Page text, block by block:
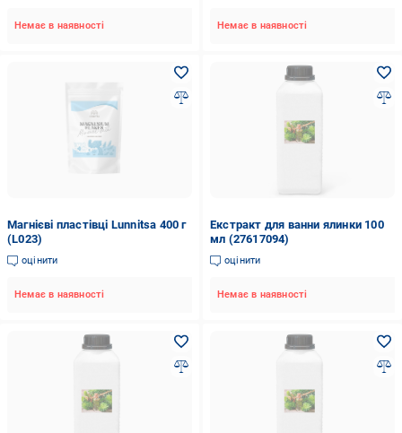
Немає в наявності Немає в наявності
Магнієві пластівці Lunnitsa 400 г
(L023)
оцінити
Немає в наявності
Екстракт для ванни ялинки 100
мл (27617094)
оцінити
Немає в наявності